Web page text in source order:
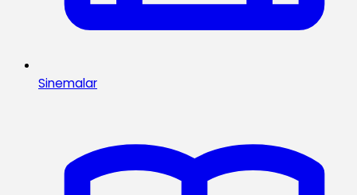
Sinemalar